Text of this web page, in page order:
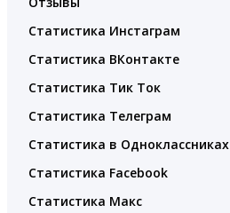
Статистика Инстаграм
Статистика ВКонтакте
Статистика Тик Ток
Статистика Телеграм
Статистика в Одноклассниках
Статистика Facebook
Статистика Макс